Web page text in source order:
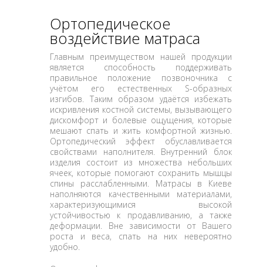
Ортопедическое
воздействие матраса
Главным преимуществом нашей продукции
является способность поддерживать
правильное положение позвоночника с
учётом его естественных S-образных
изгибов. Таким образом удаётся избежать
искривления костной системы, вызывающего
дискомфорт и болевые ощущения, которые
мешают спать и жить комфортной жизнью.
Ортопедический эффект обуславливается
свойствами наполнителя. Внутренний блок
изделия состоит из множества небольших
ячеек, которые помогают сохранить мышцы
спины расслабленными. Матрасы в Киеве
наполняются качественными материалами,
характеризующимися высокой
устойчивостью к продавливанию, а также
деформации. Вне зависимости от Вашего
роста и веса, спать на них невероятно
удобно.